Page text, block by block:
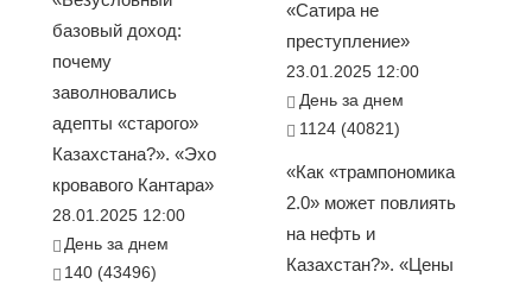
базовый доход:
почему
заволновались
адепты «старого»
Казахстана?». «Эхо
кровавого Кантара»
28.01.2025 12:00
День за днем
140 (43496)
«Сатира не
преступление»
23.01.2025 12:00
День за днем
1124 (40821)
«Как «трампономика
2.0» может повлиять
на нефть и
Казахстан?». «Цены